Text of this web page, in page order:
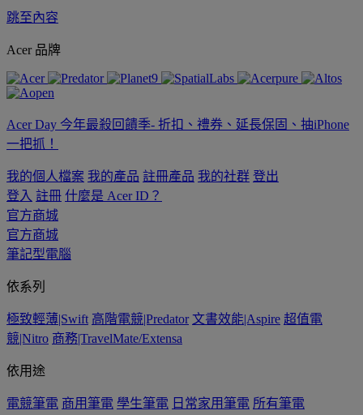
跳至內容
Acer 品牌
Acer Day 今年最殺回饋季- 折扣、禮券、延長保固、抽iPhone
一把抓！
我的個人檔案 我的產品 註冊產品 我的社群 登出
登入 註冊 什麼是 Acer ID？
官方商城
官方商城
筆記型電腦
依系列
極致輕薄|Swift 高階電競|Predator 文書效能|Aspire 超值電
競|Nitro 商務|TravelMate/Extensa
依用途
電競筆電 商用筆電 學生筆電 日常家用筆電 所有筆電